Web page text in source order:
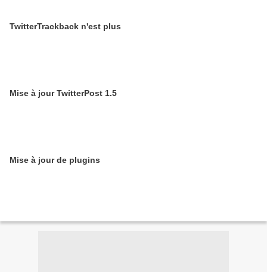
TwitterTrackback n'est plus
Mise à jour TwitterPost 1.5
Mise à jour de plugins